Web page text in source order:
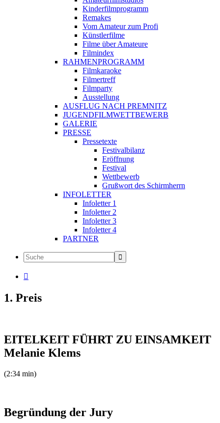
Kinderfilmprogramm
Remakes
Vom Amateur zum Profi
Künstlerfilme
Filme über Amateure
Filmindex
RAHMENPROGRAMM
Filmkaraoke
Filmertreff
Filmparty
Ausstellung
AUSFLUG NACH PREMNITZ
JUGENDFILMWETTBEWERB
GALERIE
PRESSE
Pressetexte
Festivalbilanz
Eröffnung
Festival
Wettbewerb
Grußwort des Schirmherrn
INFOLETTER
Infoletter 1
Infoletter 2
Infoletter 3
Infoletter 4
PARTNER

1. Preis
EITELKEIT FÜHRT ZU EINSAMKEIT
Melanie Klems
(2:34 min)
Begründung der Jury